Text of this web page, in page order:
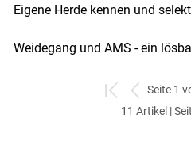
Eigene Herde kennen und
Weidegang und AMS - ein
zum
ersten
zurück
zum
Seite 1
11 Artikel |